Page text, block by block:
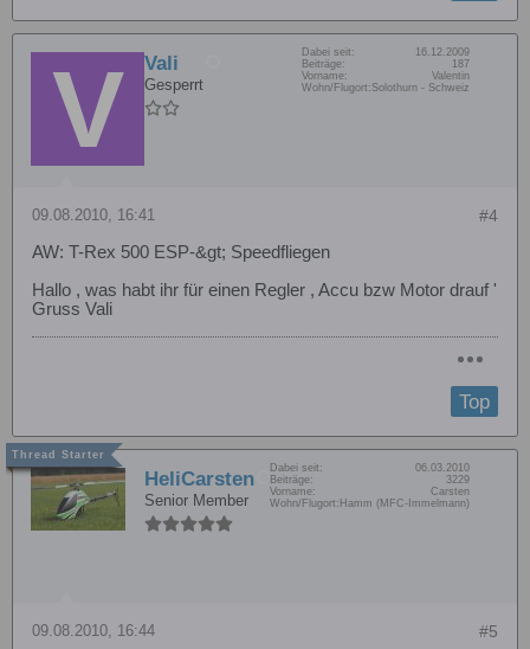
Vali
Gesperrt
Dabei seit:
16.12.2009
Beiträge:
187
Vorname:
Valentin
Wohn/Flugort: Solothurn - Schweiz
#4
09.08.2010, 16:41
AW: T-Rex 500 ESP-&gt; Speedfliegen
Hallo , was habt ihr für einen Regler , Accu bzw Motor drauf '
Gruss Vali
Top
HeliCarsten
Senior Member
Dabei seit:
06.03.2010
Beiträge:
3229
Vorname:
Carsten
Wohn/Flugort: Hamm (MFC-Immelmann)
#5
09.08.2010, 16:44